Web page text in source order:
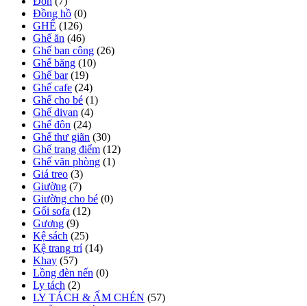
Đồng hồ (0)
GHẾ (126)
Ghế ăn (46)
Ghế ban công (26)
Ghế băng (10)
Ghế bar (19)
Ghế cafe (24)
Ghế cho bé (1)
Ghế divan (4)
Ghế đôn (24)
Ghế thư giãn (30)
Ghế trang điểm (12)
Ghế văn phòng (1)
Giá treo (3)
Giường (7)
Giường cho bé (0)
Gối sofa (12)
Gương (9)
Kệ sách (25)
Kệ trang trí (14)
Khay (57)
Lồng đèn nến (0)
Ly tách (2)
LY TÁCH & ẤM CHÉN (57)